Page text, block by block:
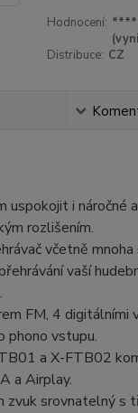
Hodnocení:
Distribuce: CZ
i náročné
rozlišením.
včetně
vaší
FM, 4 digitálními
phono vstupu.
a X-FTB02
a Airplay.
zvuk srovnatelný s